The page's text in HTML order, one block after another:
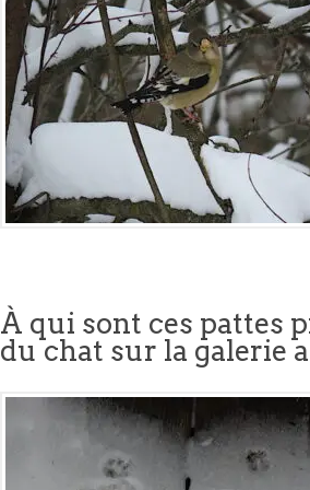
À qui sont ces pattes
du chat sur la galerie